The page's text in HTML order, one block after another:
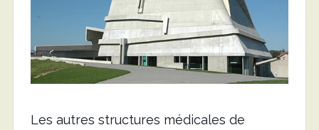
Les autres structures médicales de